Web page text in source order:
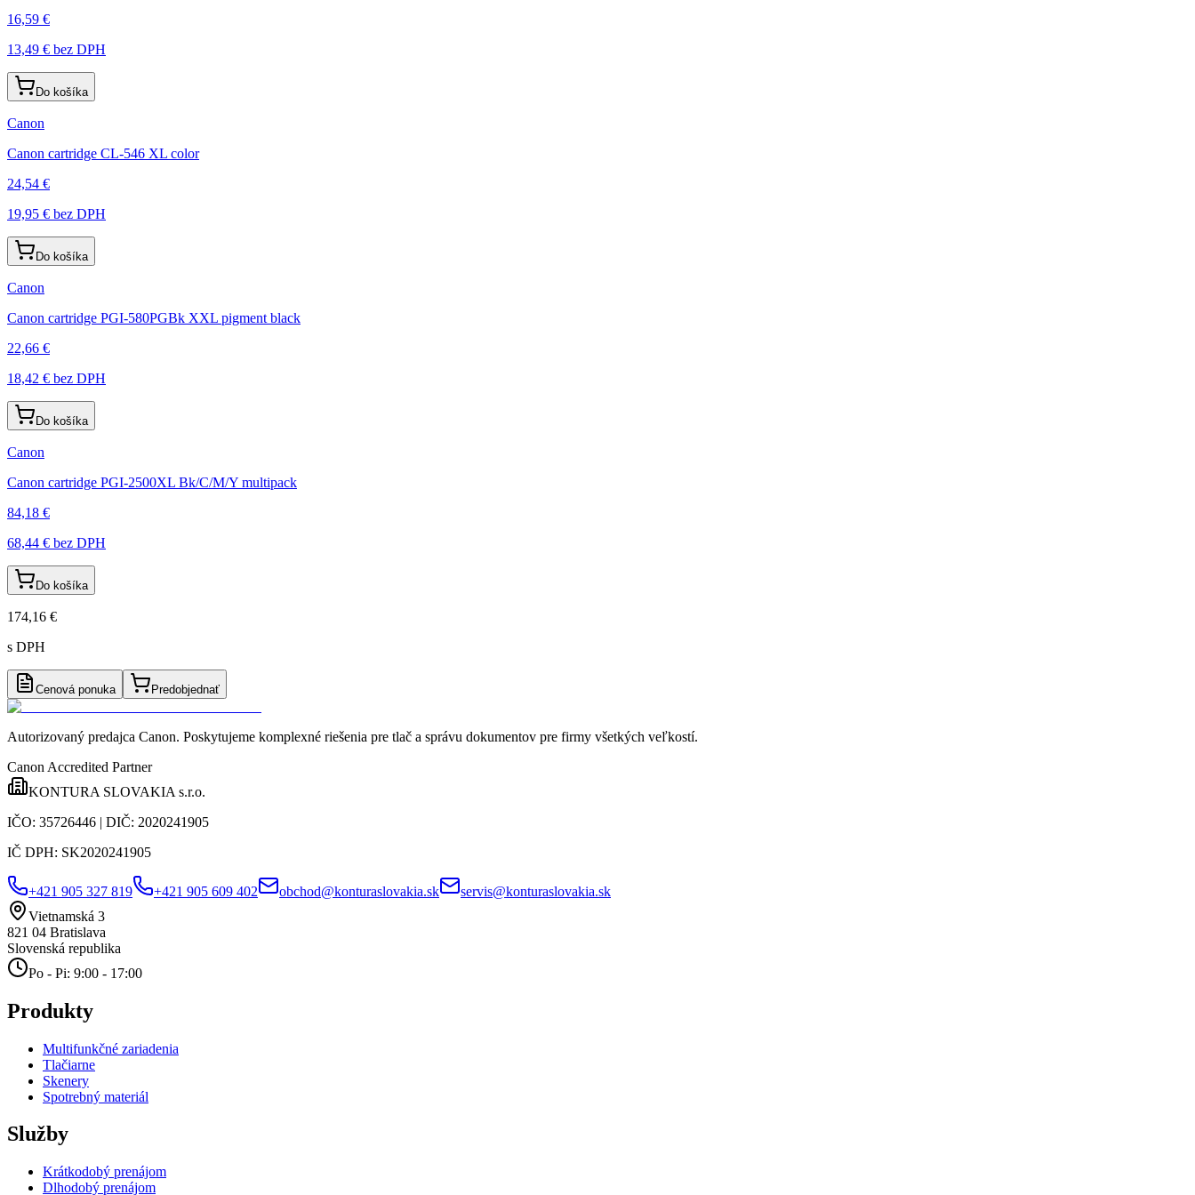
16,59 €
13,49 € bez DPH
Do košíka
Canon
Canon cartridge CL-546 XL color
24,54 €
19,95 € bez DPH
Do košíka
Canon
Canon cartridge PGI-580PGBk XXL pigment black
22,66 €
18,42 € bez DPH
Do košíka
Canon
Canon cartridge PGI-2500XL Bk/C/M/Y multipack
84,18 €
68,44 € bez DPH
Do košíka
174,16 €
s DPH
Cenová ponuka Predobjednať
Autorizovaný predajca Canon. Poskytujeme komplexné riešenia pre tlač a správu dokumentov pre firmy všetkých veľkostí.
Canon Accredited Partner
KONTURA SLOVAKIA s.r.o.
IČO: 35726446 | DIČ: 2020241905
IČ DPH: SK2020241905
+421 905 327 819 +421 905 609 402 obchod@konturaslovakia.sk
servis@konturaslovakia.sk
Vietnamská 3
821 04 Bratislava
Slovenská republika
Po - Pi: 9:00 - 17:00
Produkty
Multifunkčné zariadenia
Tlačiarne
Skenery
Spotrebný materiál
Služby
Krátkodobý prenájom
Dlhodobý prenájom